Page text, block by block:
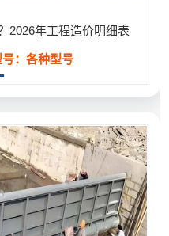
2026年工程造价明细表
号：各种型号